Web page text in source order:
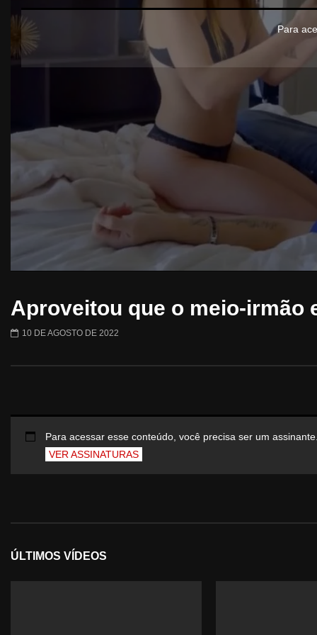
Para
Aproveitou que o meio-irmão
10 DE AGOSTO DE 2022
Para acessar esse conteúdo, você precisa ser um
VER ASSINATURAS
ÚLTIMOS VÍDEOS